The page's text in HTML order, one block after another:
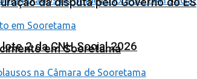
2 da CNH Social 2026
em Sooretama